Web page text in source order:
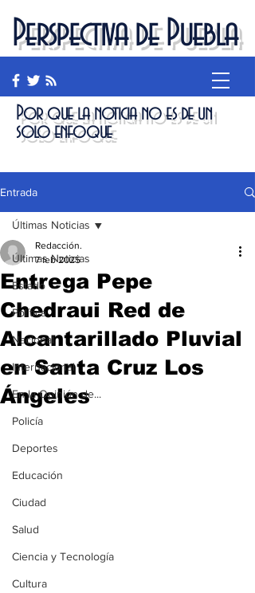
Perspectiva de Puebla
Por que la noticia no es de un
solo enfoque
Entrada
Últimas Noticias
Estado
Política
Nacional
Internacional
En la Opinión de...
Policía
Deportes
Educación
Ciudad
Salud
Ciencia y Tecnología
Cultura
Últimas Noticias
Entrega Pepe
Chedraui Red de
Alcantarillado Pluvial
en Santa Cruz Los
Ángeles
Redacción.
7 feb 2025